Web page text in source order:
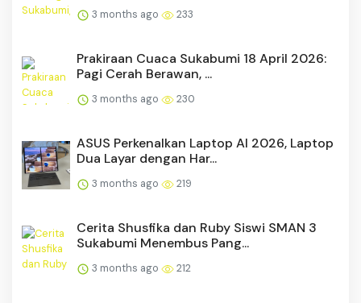
3 months ago 233
Prakiraan Cuaca Sukabumi 18 April 2026:
Pagi Cerah Berawan, ...
3 months ago 230
ASUS Perkenalkan Laptop AI 2026, Laptop
Dua Layar dengan Har...
3 months ago 219
Cerita Shusfika dan Ruby Siswi SMAN 3
Sukabumi Menembus Pang...
3 months ago 212